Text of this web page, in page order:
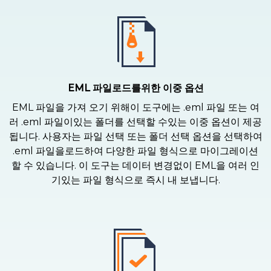
EML 파일로드를위한 이중 옵션
EML 파일을 가져 오기 위해이 도구에는 .eml 파일 또는 여
러 .eml 파일이있는 폴더를 선택할 수있는 이중 옵션이 제공
됩니다. 사용자는 파일 선택 또는 폴더 선택 옵션을 선택하여
.eml 파일을로드하여 다양한 파일 형식으로 마이그레이션
할 수 있습니다. 이 도구는 데이터 변경없이 EML을 여러 인
기있는 파일 형식으로 즉시 내 보냅니다.